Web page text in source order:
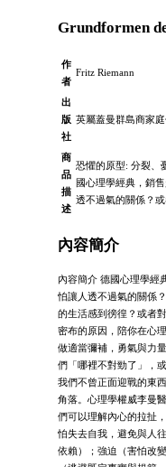
Grundformen
作
者
Fritz Riemann
出
版
社
英屬蓋曼群島商家
商
品
描
述
恐懼的原型: 分裂、
國心理學經典，銷
透不過氣的關係？
內容簡介
內容簡介 德國心理學經
怕讓人透不過氣的關係
的生活感到徬徨？或者
密布的原因，陪你在心
做適當彌補，勇氣與力
們「哪裡不對勁了」，
我們不曾正面迎戰的東
角落。心理學權威李曼
們可以理解內心的拉扯
怕失去自我，避免與人
依賴）；強迫（害怕改